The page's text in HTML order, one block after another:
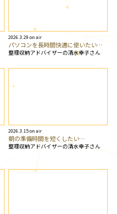
2026.3.29 on air
パソコンを長時間快適に使いたい…
整理収納アドバイザーの清水幸子さん
2026.3.15 on air
朝の準備時間を短くしたい…
整理収納アドバイザーの清水幸子さん